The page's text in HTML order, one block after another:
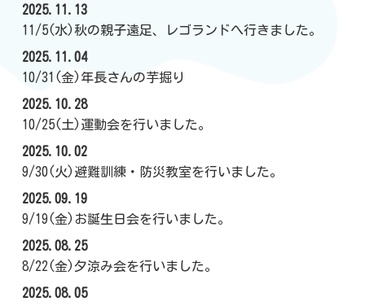
2025.11.13
11/5(水)秋の親子遠足、レゴランドへ行きました。
2025.11.04
10/31(金)年長さんの芋掘り
2025.10.28
10/25(土)運動会を行いました。
2025.10.02
9/30(火)避難訓練・防災教室を行いました。
2025.09.19
9/19(金)お誕生日会を行いました。
2025.08.25
8/22(金)夕涼み会を行いました。
2025.08.05